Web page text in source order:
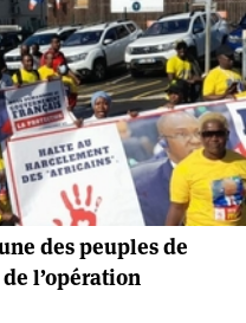
des peuples de
l’opération